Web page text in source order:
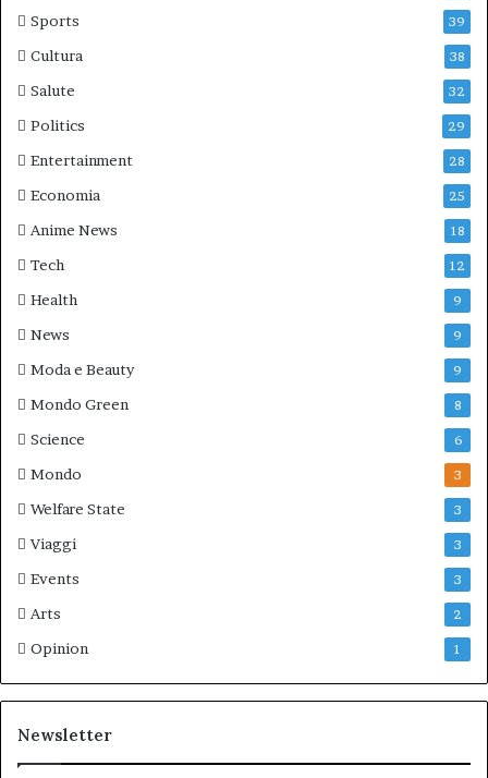
Sports 39
Cultura 38
Salute 32
Politics 29
Entertainment 28
Economia 25
Anime News 18
Tech 12
Health 9
News 9
Moda e Beauty 9
Mondo Green 8
Science 6
Mondo 3
Welfare State 3
Viaggi 3
Events 3
Arts 2
Opinion 1
Newsletter